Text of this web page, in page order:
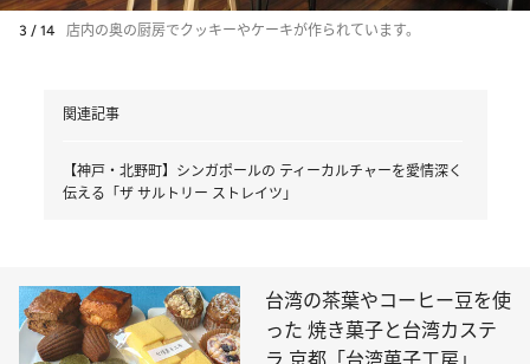
3 / 14 店内の奥の厨房でクッキーやケーキが作られています。
関連記事
【神戸・北野町】シンガポールの ティーカルチャーを愛情深く
伝える「ザ サルトリー ストレイツ」
台湾の茶葉やコーヒー豆を使
った 焼き菓子と台湾カステ